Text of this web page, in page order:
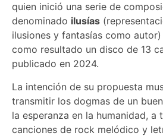
quien inició una serie de
denominado ilusías
ilusiones y fantasías como
como resultado un disco de 13
publicado en 2024.
La intención de su propuesta
transmitir los dogmas de un
la esperanza en la humanidad, a
canciones de rock melódico y